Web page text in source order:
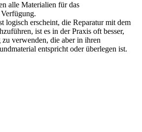
alle Materialien für das
logisch erscheint, die Reparatur mit dem
ist es in der Praxis oft besser,
verwenden, die aber in ihren
entspricht oder überlegen ist.